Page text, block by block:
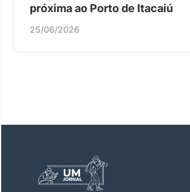
próxima ao Porto de Itacaiú
25/06/2026